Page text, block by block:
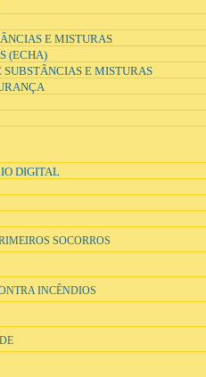
E MISTURAS
(ECHA)
SUBSTÂNCIAS E MISTURAS
DIGITAL
SOCORROS
INCÊNDIOS
consultar uma amostra do
digital utilizado pela
o diário, a
estudos de caso, as
de formação de
de ciências
e informação
digital